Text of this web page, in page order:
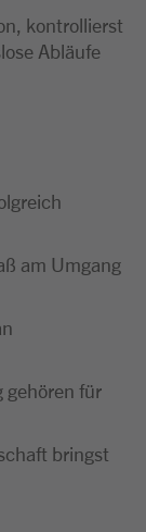
kontrollierst
Abläufe
am Umgang
gehören für
bringst